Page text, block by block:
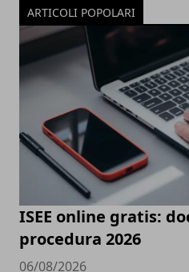
ARTICOLI POPOLARI
ISEE online gratis:
procedura 2026
06/08/2026